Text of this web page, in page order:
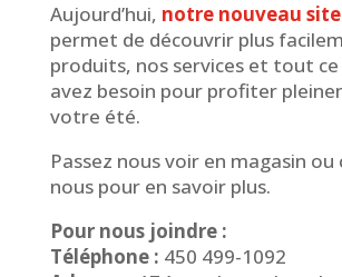
Aujourd’hui, notre nouveau site
permet de découvrir plus
produits, nos services et tout
avez besoin pour profiter
votre été.
Passez nous voir en magasin
nous pour en savoir plus.
Pour nous joindre :
Téléphone : 450 499-1092